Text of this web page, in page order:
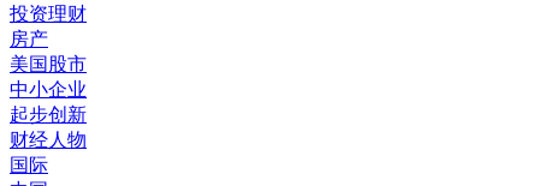
投资理财
房产
美国股市
中小企业
起步创新
财经人物
国际